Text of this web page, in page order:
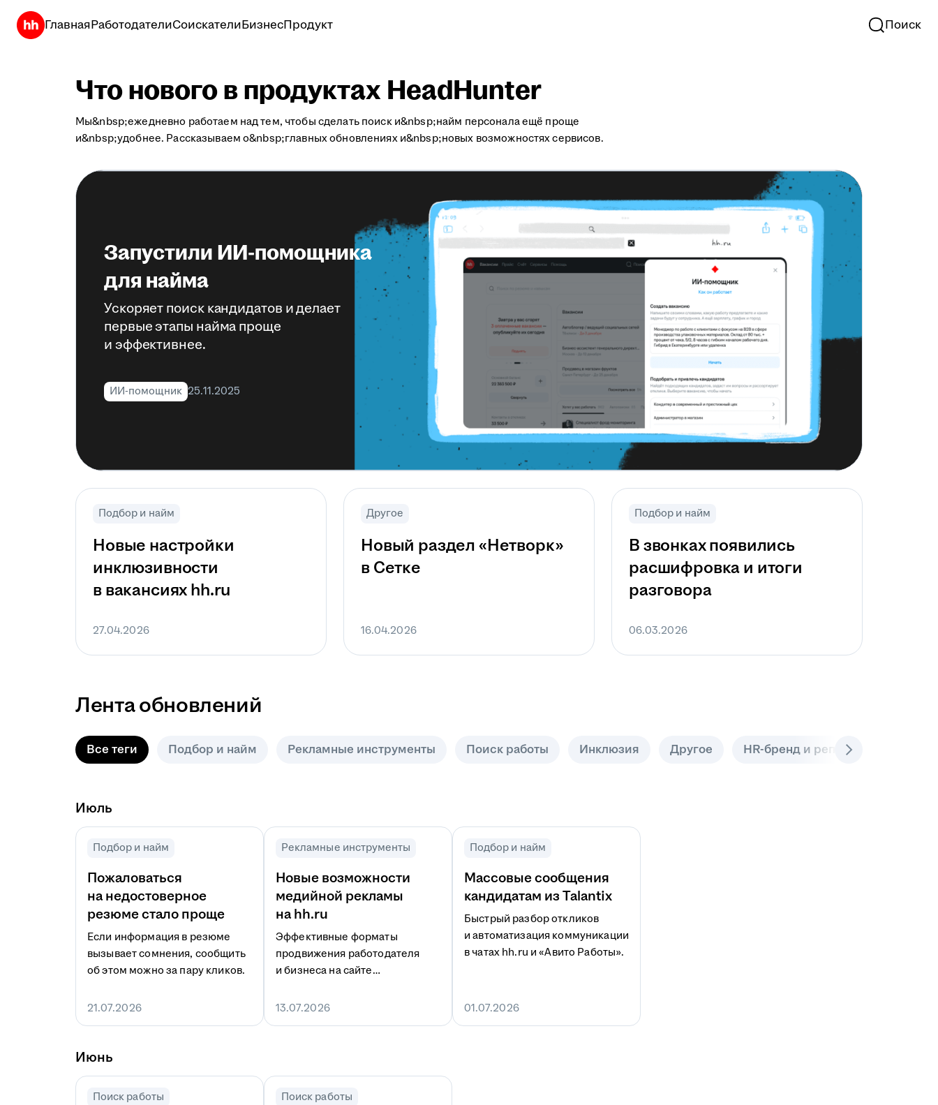
ГлавнаяРаботодателиСоискателиБизнесПродукт Поиск
Что нового в продуктах HeadHunter
Мы&nbsp;ежедневно работаем над тем, чтобы сделать поиск и&nbsp;найм персонала ещё проще
и&nbsp;удобнее. Рассказываем о&nbsp;главных обновлениях и&nbsp;новых возможностях сервисов.
Запустили ИИ-помощника
для найма
Ускоряет поиск кандидатов и делает
первые этапы найма проще
и эффективнее.
ИИ-помощник 25.11.2025
Подбор и найм
Новые настройки
инклюзивности
в вакансиях hh.ru
27.04.2026
Другое
Новый раздел «Нетворк»
в Сетке
16.04.2026
Подбор и найм
В звонках появились
расшифровка и итоги
разговора
06.03.2026
Лента обновлений
Все теги Подбор и найм Рекламные инструменты Поиск работы Инклюзия Другое HR-бренд и репутация
Июль
Подбор и найм
Пожаловаться
на недостоверное
резюме стало проще
Если информация в резюме
вызывает сомнения, сообщить
об этом можно за пару кликов.
21.07.2026
Рекламные инструменты
Новые возможности
медийной рекламы
на hh.ru
Эффективные форматы
продвижения работодателя
и бизнеса на сайте
13.07.2026
Подбор и найм
Массовые сообщения
кандидатам из Talantix
Быстрый разбор откликов
и автоматизация коммуникации
в чатах hh.ru и «Авито Работы».
01.07.2026
Июнь
Поиск работы Поиск работы